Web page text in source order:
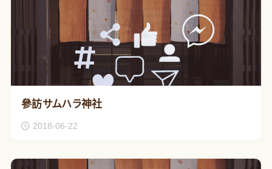
參訪サムハラ神社
2018-06-22